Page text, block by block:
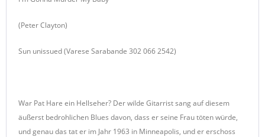
(Peter Clayton)
Sun unissued (Varese Sarabande 302 066 2542)
War Pat Hare ein Hellseher? Der wilde Gitarrist sang auf diesem
äußerst bedrohlichen Blues davon, dass er seine Frau töten würde,
und genau das tat er im Jahr 1963 in Minneapolis, und er erschoss